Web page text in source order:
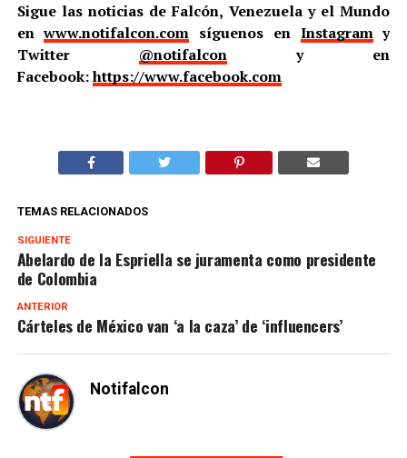
Sigue las noticias de Falcón, Venezuela y el Mundo
enwww.notifalcon.com síguenos en Instagramy
Twitter @notifalcony en
Facebook:https://www.facebook.com
TEMAS RELACIONADOS
SIGUIENTE
Abelardo de la Espriella se juramenta como presidente
de Colombia
ANTERIOR
Cárteles de México van ‘a la caza’ de ‘influencers’
Notifalcon